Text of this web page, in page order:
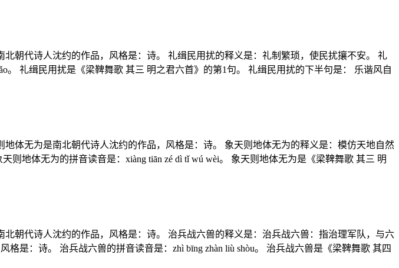
朝代诗人沈约的作品，风格是：诗。 礼缉民用扰的释义是：礼制繁琐，使民扰攘不安。 礼
礼缉民用扰是《梁鞞舞歌 其三 明之君六首》的第1句。 礼缉民用扰的下半句是： 乐谐风自
体无为是南北朝代诗人沈约的作品，风格是：诗。 象天则地体无为的释义是：模仿天地自然
地体无为的拼音读音是：xiàng tiān zé dì tǐ wú wèi。 象天则地体无为是《梁鞞舞歌 其三 明
朝代诗人沈约的作品，风格是：诗。 治兵战六兽的释义是：治兵战六兽：指治理军队，与六
是：诗。 治兵战六兽的拼音读音是：zhì bīng zhàn liù shòu。 治兵战六兽是《梁鞞舞歌 其四